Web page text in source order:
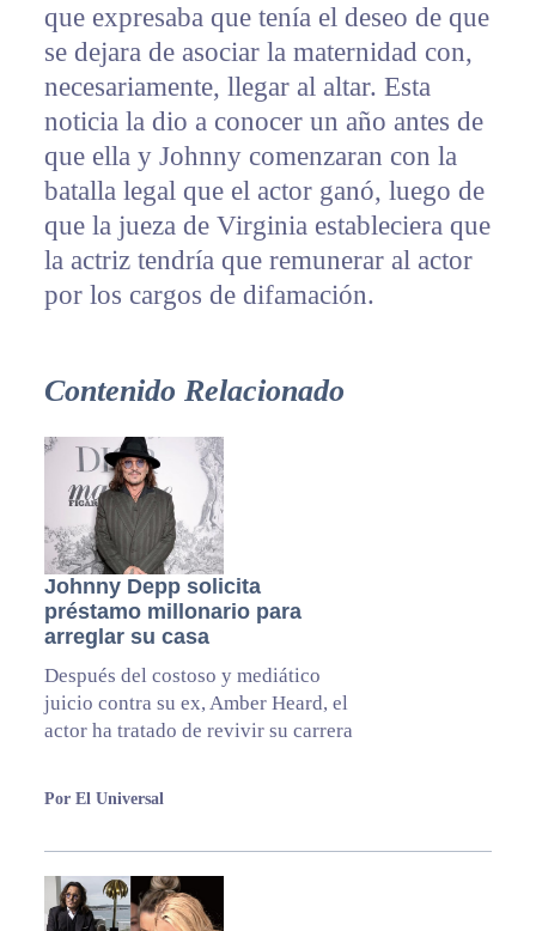
que expresaba que tenía el deseo de que
se dejara de asociar la maternidad con,
necesariamente, llegar al altar. Esta
noticia la dio a conocer un año antes de
que ella y Johnny comenzaran con la
batalla legal que el actor ganó, luego de
que la jueza de Virginia estableciera que
la actriz tendría que remunerar al actor
por los cargos de difamación.
Contenido Relacionado
Johnny Depp solicita
préstamo millonario para
arreglar su casa
Después del costoso y mediático
juicio contra su ex, Amber Heard, el
actor ha tratado de revivir su carrera
Por El Universal